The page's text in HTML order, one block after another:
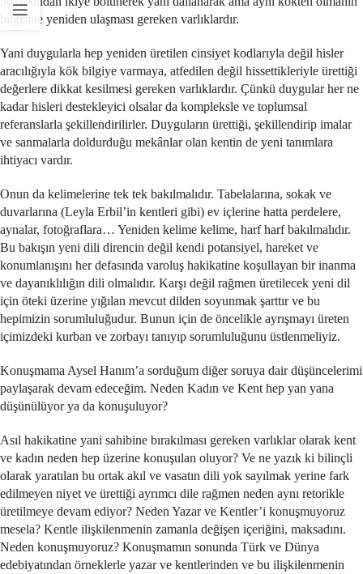
bilgisine yeniden ulaşması gereken varlıklardır.
Yani duygularla hep yeniden üretilen cinsiyet kodlarıyla değil hisler
aracılığıyla kök bilgiye varmaya, atfedilen değil hissettikleriyle ürettiği
değerlere dikkat kesilmesi gereken varlıklardır. Çünkü duygular her ne
kadar hisleri destekleyici olsalar da kompleksle ve toplumsal
referanslarla şekillendirilirler. Duyguların ürettiği, şekillendirip imalar
ve sanmalarla doldurduğu mekânlar olan kentin de yeni tanımlara
ihtiyacı vardır.
Onun da kelimelerine tek tek bakılmalıdır. Tabelalarına, sokak ve
duvarlarına (Leyla Erbil’in kentleri gibi) ev içlerine hatta perdelere,
aynalar, fotoğraflara… Yeniden kelime kelime, harf harf bakılmalıdır.
Bu bakışın yeni dili direncin değil kendi potansiyel, hareket ve
konumlanışını her defasında varoluş hakikatine koşullayan bir inanma
ve dayanıklılığın dili olmalıdır. Karşı değil rağmen üretilecek yeni dil
için öteki üzerine yığılan mevcut dilden soyunmak şarttır ve bu
hepimizin sorumluluğudur. Bunun için de öncelikle ayrışmayı üreten
içimizdeki kurban ve zorbayı tanıyıp sorumluluğunu üstlenmeliyiz.
Konuşmama Aysel Hanım’a sorduğum diğer soruya dair düşüncelerimi
paylaşarak devam edeceğim. Neden Kadın ve Kent hep yan yana
düşünülüyor ya da konuşuluyor?
Asıl hakikatine yani sahibine bırakılması gereken varlıklar olarak kent
ve kadın neden hep üzerine konuşulan oluyor? Ve ne yazık ki bilinçli
olarak yaratılan bu ortak akıl ve vasatın dili yok sayılmak yerine fark
edilmeyen niyet ve ürettiği ayrımcı dile rağmen neden aynı retorikle
üretilmeye devam ediyor? Neden Yazar ve Kentler’i konuşmuyoruz
mesela? Kentle ilişkilenmenin zamanla değişen içeriğini, maksadını.
Neden konuşmuyoruz? Konuşmamın sonunda Türk ve Dünya
edebiyatından örneklerle yazar ve kentlerinden ve bu ilişkilenmenin